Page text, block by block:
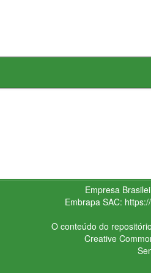
Empresa
Embrapa SAC:
O conteúdo do
Creative